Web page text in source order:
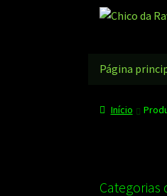
Pular
Pular
conteúdo
Página
Início